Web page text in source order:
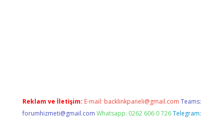
Reklam ve İletişim: E-mail: backlinkpaneli@gmail.com Teams:
forumhizmeti@gmail.com Whatsapp: 0262 606 0 726 Telegram: